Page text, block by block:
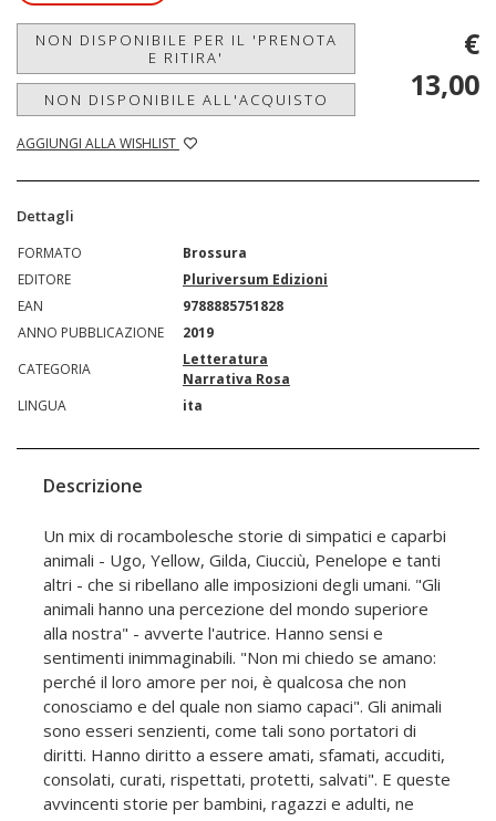
NON DISPONIBILE PER IL 'PRENOTA
E RITIRA'
NON DISPONIBILE ALL'ACQUISTO
AGGIUNGI ALLA WISHLIST
€
13,00
Dettagli
FORMATO
Brossura
EDITORE
Pluriversum Edizioni
EAN
9788885751828
ANNO PUBBLICAZIONE
2019
CATEGORIA
Letteratura
Narrativa Rosa
LINGUA
ita
Descrizione
Un mix di rocambolesche storie di simpatici e caparbi
animali - Ugo, Yellow, Gilda, Ciucciù, Penelope e tanti
altri - che si ribellano alle imposizioni degli umani. "Gli
animali hanno una percezione del mondo superiore
alla nostra" - avverte l'autrice. Hanno sensi e
sentimenti inimmaginabili. "Non mi chiedo se amano:
perché il loro amore per noi, è qualcosa che non
conosciamo e del quale non siamo capaci". Gli animali
sono esseri senzienti, come tali sono portatori di
diritti. Hanno diritto a essere amati, sfamati, accuditi,
consolati, curati, rispettati, protetti, salvati". E queste
avvincenti storie per bambini, ragazzi e adulti, ne